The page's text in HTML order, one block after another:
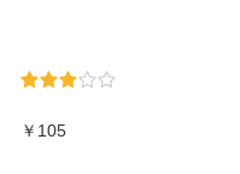
￥105